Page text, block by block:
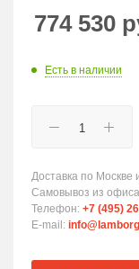
774 530
Есть в наличии
Доставка по Москве
Самовывоз из
Телефон: +7 (495)
E-mail: